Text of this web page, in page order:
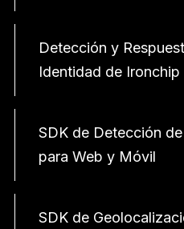
Detección y
Identidad de Ironchip
SDK de Detección
para Web y Móvil
SDK de